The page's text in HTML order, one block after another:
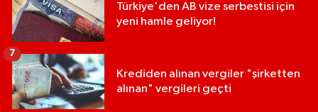
Türkiye'den AB vize serbestisi için
yeni hamle geliyor!
Krediden alınan vergiler "şirketten
alınan" vergileri geçti
7